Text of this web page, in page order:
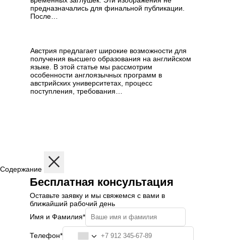
предназначались для финальной публикации.
После…
Австрия предлагает широкие возможности для
получения высшего образования на английском
языке. В этой статье мы рассмотрим
особенности англоязычных программ в
австрийских университетах, процесс
поступления, требования…
Содержание
Бесплатная консультация
Оставьте заявку и мы свяжемся с вами в
ближайший рабочий день
Имя и Фамилия*
Телефон*